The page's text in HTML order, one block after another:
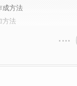
成方法
方法